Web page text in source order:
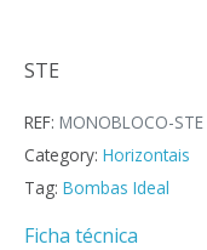
STE
REF: MONOBLOCO-STE
Category: Horizontais
Tag: Bombas Ideal
Ficha técnica